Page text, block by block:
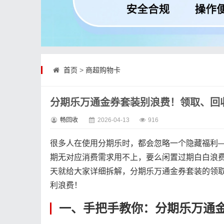
首页 > 商超购物卡
分期乐万通金券套装别浪费！领取、
畅回收 2026-04-13 916
很多人在使用分期乐时，都会忽略一个隐藏福
期无对应消费需求用不上，要么闲置过期白白浪
天就给大家详细拆解，分期乐万通金券套装的领
利浪费！
一、手把手教你：分期乐万通